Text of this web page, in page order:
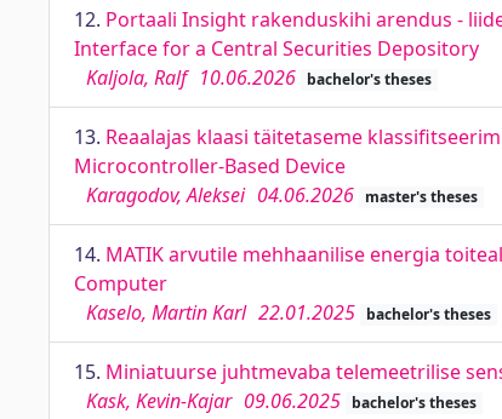
12. Portaali Insight rakenduskihi arendus -
Interface for a Central Securities Depository
Kaljola, Ralf 10.06.2026 bachelor's theses
13. Reaalajas klaasi täitetaseme
Microcontroller-Based Device
Karagodov, Aleksei 04.06.2026 master's theses
14. MATIK arvutile mehhaanilise energia
Computer
Kaselo, Martin Karl 22.01.2025 bachelor's theses
15. Miniatuurse juhtmevaba telemeetrilise
Kask, Kevin-Kajar 09.06.2025 bachelor's theses